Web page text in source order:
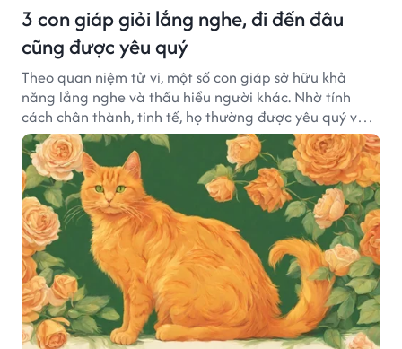
3 con giáp giỏi lắng nghe, đi đến đâu
cũng được yêu quý
Theo quan niệm tử vi, một số con giáp sở hữu khả
năng lắng nghe và thấu hiểu người khác. Nhờ tính
cách chân thành, tinh tế, họ thường được yêu quý và
tạo dựng nhiều mối quan hệ tốt đẹp.